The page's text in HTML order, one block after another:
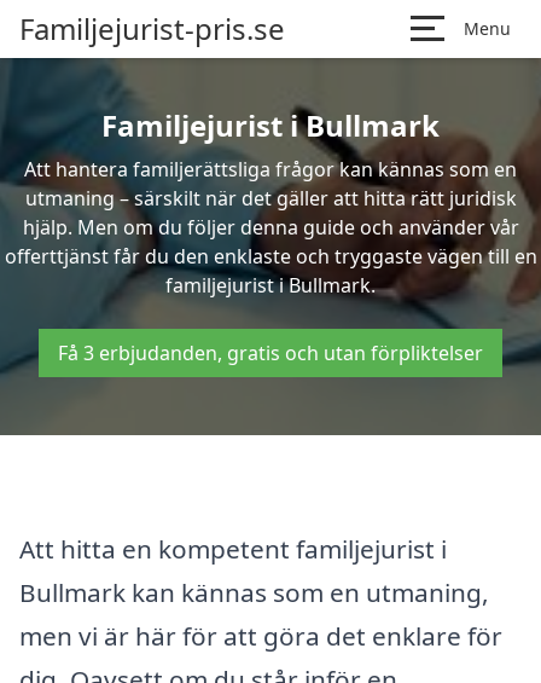
Familjejurist-pris.se Menu
Familjejurist i Bullmark
Att hantera familjerättsliga frågor kan kännas som en
utmaning – särskilt när det gäller att hitta rätt juridisk
hjälp. Men om du följer denna guide och använder vår
offerttjänst får du den enklaste och tryggaste vägen till en
familjejurist i Bullmark.
Få 3 erbjudanden, gratis och utan förpliktelser
Att hitta en kompetent familjejurist i
Bullmark kan kännas som en utmaning,
men vi är här för att göra det enklare för